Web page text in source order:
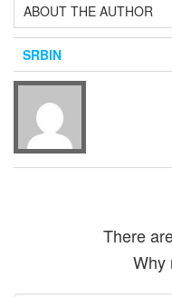
ABOUT THE AUTHOR
SRBIN
There
Why